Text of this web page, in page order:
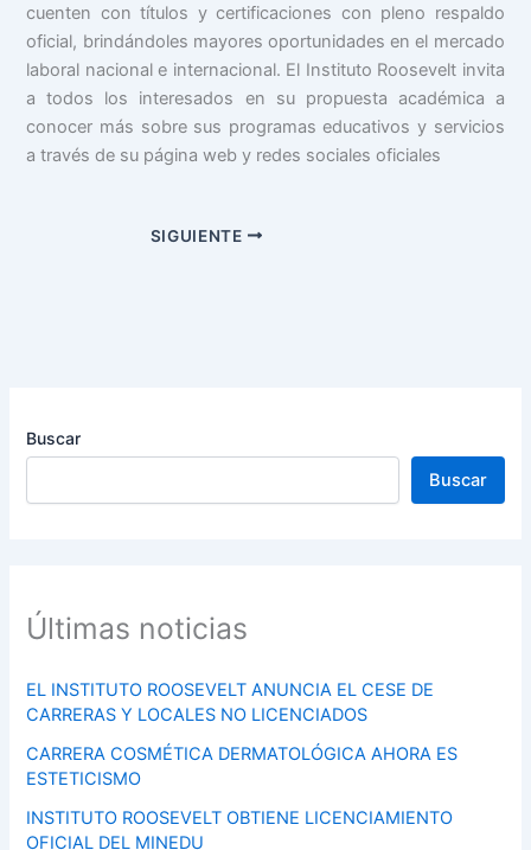
cuenten con títulos y certificaciones con pleno respaldo
oficial, brindándoles mayores oportunidades en el mercado
laboral nacional e internacional. El Instituto Roosevelt invita
a todos los interesados en su propuesta académica a
conocer más sobre sus programas educativos y servicios
a través de su página web y redes sociales oficiales
SIGUIENTE
Buscar
Buscar
Últimas noticias
EL INSTITUTO ROOSEVELT ANUNCIA EL CESE DE
CARRERAS Y LOCALES NO LICENCIADOS
CARRERA COSMÉTICA DERMATOLÓGICA AHORA ES
ESTETICISMO
INSTITUTO ROOSEVELT OBTIENE LICENCIAMIENTO
OFICIAL DEL MINEDU